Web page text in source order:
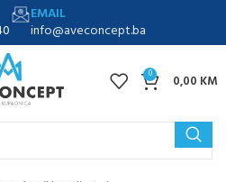
EMAIL
info@aveconcept.ba
0 0,00 KM